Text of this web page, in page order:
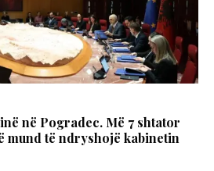
në Pogradec. Më 7 shtator
mund të ndryshojë kabinetin